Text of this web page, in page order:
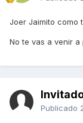
Joer Jaimito como
No te vas a venir a
Publicado